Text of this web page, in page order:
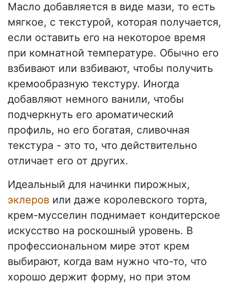
Масло добавляется в виде мази, то есть
мягкое, с текстурой, которая получается,
если оставить его на некоторое время
при комнатной температуре. Обычно его
взбивают или взбивают, чтобы получить
кремообразную текстуру. Иногда
добавляют немного ванили, чтобы
подчеркнуть его ароматический
профиль, но его богатая, сливочная
текстура - это то, что действительно
отличает его от других.
Идеальный для начинки пирожных,
эклеров или даже королевского торта,
крем-мусселин поднимает кондитерское
искусство на роскошный уровень. В
профессиональном мире этот крем
выбирают, когда вам нужно что-то, что
хорошо держит форму, но при этом